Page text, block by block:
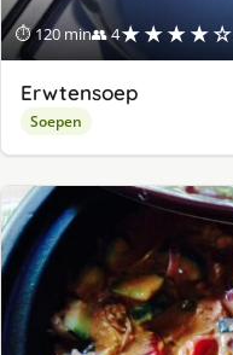
⏱ 120 min👥 4★★★★☆
Erwtensoep
Soepen